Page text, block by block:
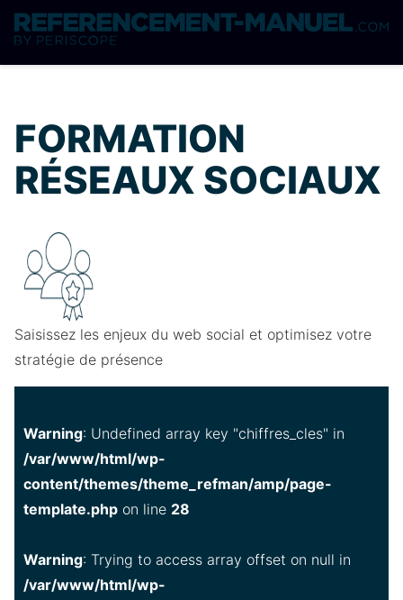
FORMATION
RÉSEAUX SOCIAUX
Saisissez les enjeux du web social et optimisez votre
stratégie de présence
Warning: Undefined array key "chiffres_cles" in
/var/www/html/wp-
content/themes/theme_refman/amp/page-
template.php on line 28
Warning: Trying to access array offset on null in
/var/www/html/wp-